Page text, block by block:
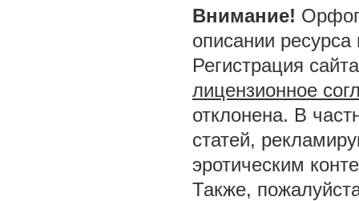
Внимание!
описании
Регистрация
лицензионное
отклонена. В
статей,
эротическим
Также,